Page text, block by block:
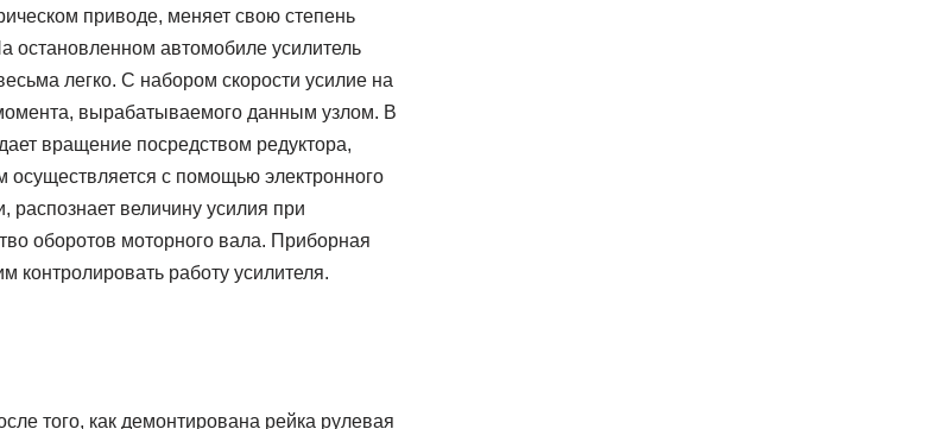
приводе, меняет свою степень
остановленном автомобиле усилитель
легко. С набором скорости усилие на
вырабатываемого данным узлом. В
вращение посредством редуктора,
осуществляется с помощью электронного
распознает величину усилия при
оборотов моторного вала. Приборная
контролировать работу усилителя.
того, как демонтирована рейка рулевая